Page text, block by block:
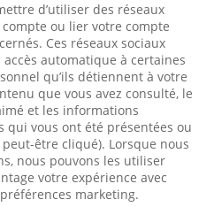
d’utiliser des réseaux
ou lier votre compte
Ces réseaux sociaux
automatique à certaines
qu’ils détiennent à votre
que vous avez consulté, le
et les informations
qui vous ont été présentées ou
être cliqué). Lorsque nous
nous pouvons les utiliser
votre expérience avec
marketing.